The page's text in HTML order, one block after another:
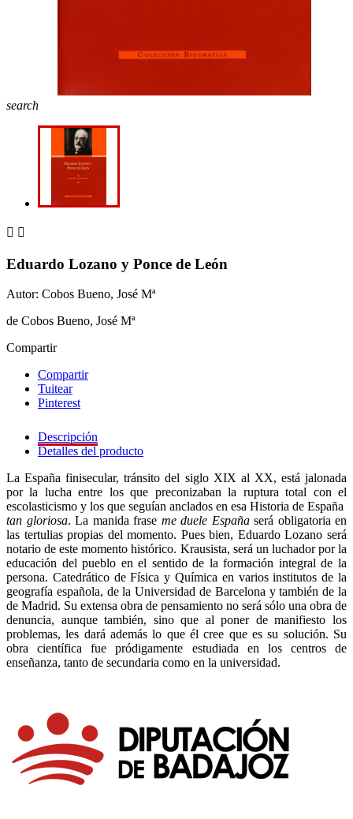
search
 
Eduardo Lozano y Ponce de León
Autor: Cobos Bueno, José Mª
de Cobos Bueno, José Mª
Compartir
Compartir
Tuitear
Pinterest
Descripción
Detalles del producto
La España finisecular, tránsito del siglo XIX al XX, está jalonada
por la lucha entre los que preconizaban la ruptura total con el
escolasticismo y los que seguían anclados en esa Historia de España
tan gloriosa. La manida frase me duele Españaserá obligatoria en
las tertulias propias del momento. Pues bien, Eduardo Lozano será
notario de este momento histórico. Krausista, será un luchador por la
educación del pueblo en el sentido de la formación integral de la
persona. Catedrático de Física y Química en varios institutos de la
geografía española, de la Universidad de Barcelona y también de la
de Madrid. Su extensa obra de pensamiento no será sólo una obra de
denuncia, aunque también, sino que al poner de manifiesto los
problemas, les dará además lo que él cree que es su solución. Su
obra científica fue pródigamente estudiada en los centros de
enseñanza, tanto de secundaria como en la universidad.